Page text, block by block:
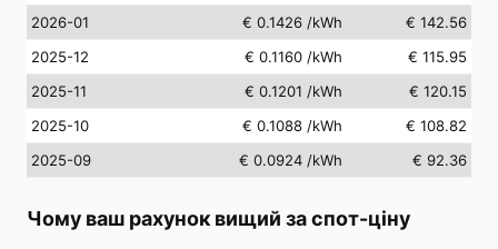
2026-01
€ 0.1426 /kWh
€ 142.56
2025-12
€ 0.1160 /kWh
€ 115.95
2025-11
€ 0.1201 /kWh
€ 120.15
2025-10
€ 0.1088 /kWh
€ 108.82
2025-09
€ 0.0924 /kWh € 92.36
Чому ваш рахунок вищий за спот-ціну